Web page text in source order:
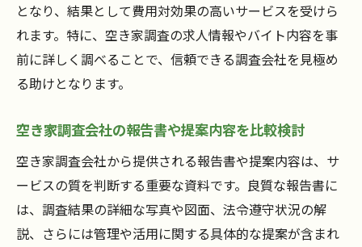
となり、結果として費用対効果の高いサービスを受けら
れます。特に、空き家調査の求人情報やバイト内容を事
前に詳しく調べることで、信頼できる調査会社を見極め
る助けとなります。
空き家調査会社の報告書や提案内容を比較検討
空き家調査会社から提供される報告書や提案内容は、サ
ービスの質を判断する重要な資料です。良質な報告書に
は、調査結果の詳細な写真や図面、法令遵守状況の解
説、さらには管理や活用に関する具体的な提案が含まれ